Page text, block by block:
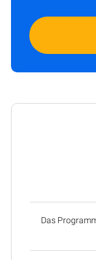
Das